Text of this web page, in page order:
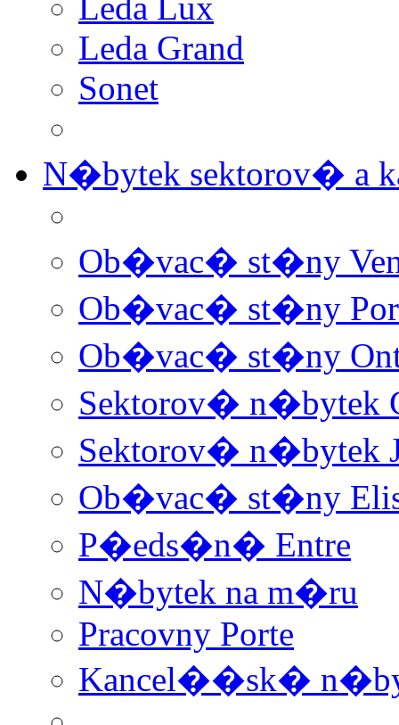
Leda Grand
Sonet
N�bytek sektorov� a
Ob�vac� st�ny
Ob�vac� st�ny
Ob�vac� st�ny
Sektorov� n�bytek
Sektorov� n�bytek
Ob�vac� st�ny
P�eds�n� Entre
N�bytek na m�ru
Pracovny Porte
Kancel��sk�